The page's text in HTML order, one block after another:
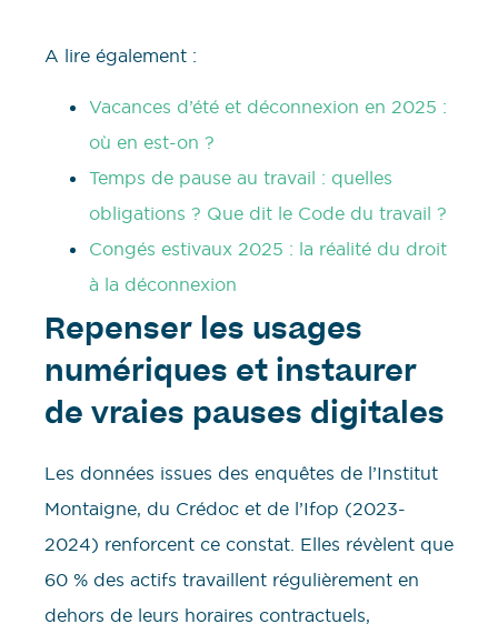
A lire également :
Vacances d’été et déconnexion en 2025 :
où en est-on ?
Temps de pause au travail : quelles
obligations ? Que dit le Code du travail ?
Congés estivaux 2025 : la réalité du droit
à la déconnexion
Repenser les usages
numériques et instaurer
de vraies pauses digitales
Les données issues des enquêtes de l’Institut
Montaigne, du Crédoc et de l’Ifop (2023-
2024) renforcent ce constat. Elles révèlent que
60 % des actifs travaillent régulièrement en
dehors de leurs horaires contractuels,